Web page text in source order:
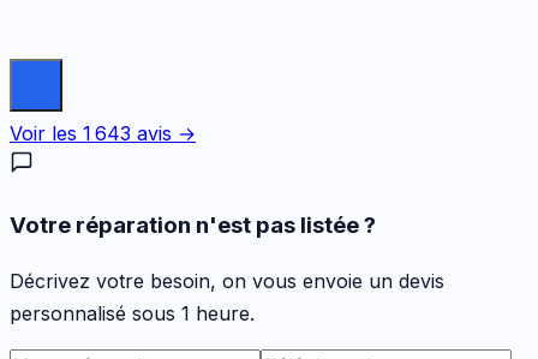
Voir les 1 643 avis →
Votre réparation n'est pas listée ?
Décrivez votre besoin, on vous envoie un devis
personnalisé sous 1 heure.